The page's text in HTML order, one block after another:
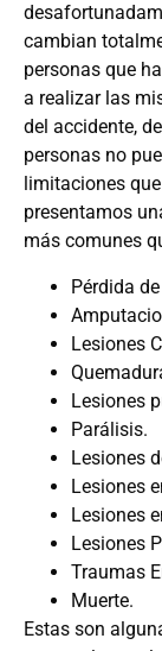
cambian
personas que
a realizar las
del accidente,
personas no
limitaciones
presentamos
más comunes
Pérdida
Lesiones
Lesiones
Parálisis.
Lesiones
Lesiones
Lesiones
Lesiones
Traumas
Muerte.
Estas son